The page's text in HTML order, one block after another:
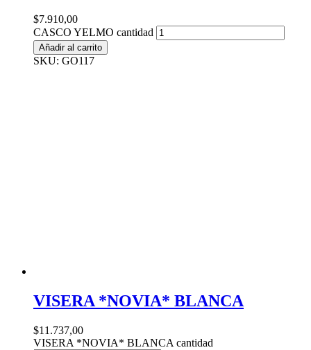
$7.910,00
CASCO YELMO cantidad
Añadir al carrito
SKU: GO117
VISERA *NOVIA* BLANCA
$11.737,00
VISERA *NOVIA* BLANCA cantidad